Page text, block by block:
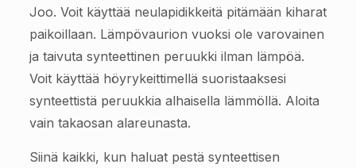
Joo. Voit käyttää neulapidikkeitä pitämään kiharat
paikoillaan. Lämpövaurion vuoksi ole varovainen
ja taivuta synteettinen peruukki ilman lämpöä.
Voit käyttää höyrykeittimellä suoristaaksesi
synteettistä peruukkia alhaisella lämmöllä. Aloita
vain takaosan alareunasta.
Siinä kaikki, kun haluat pestä synteettisen